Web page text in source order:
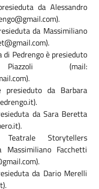
da Alessandro
).
da Massimiliano
).
di Pedrengo è presieduto
(mail:
).
da Barbara
).
da Sara Beretta
).
Teatrale Storytellers
Facchetti
).
da Dario Merelli
).